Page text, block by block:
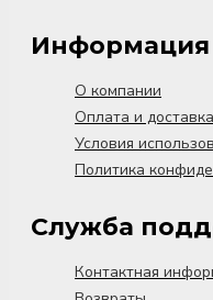
Информация
О компании
Оплата и доставка
Условия
Политика
Служба
Контактная